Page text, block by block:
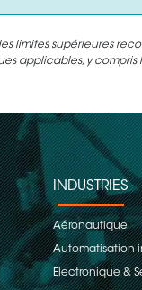
limites supérieures
applicables, y
INDUSTRIES
Aéronautique
Automatisation
Electronique &